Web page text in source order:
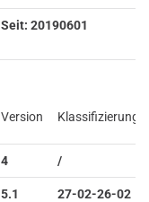
Seit: 20190601
Version Klassifizierung
4 /
5.1 27-02-26-02